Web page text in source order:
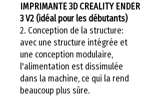
IMPRIMANTE 3D CREALITY ENDER
3 V2 (idéal pour les débutants)
2. Conception de la structure:
avec une structure intégrée et
une conception modulaire,
l'alimentation est dissimulée
dans la machine, ce qui la rend
beaucoup plus sûre.